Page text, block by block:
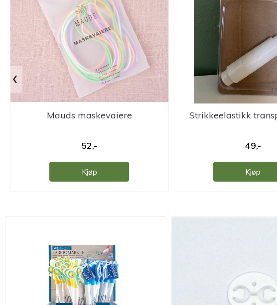
Mauds maskevaiere
52,-
Kjøp
Strikkeelastikk
49,-
Kjøp
‹